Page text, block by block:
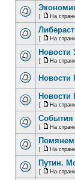
[ На
[ На
Новости
[ На
Новости
Новости
[ На
События
[ На
[ На
Путин.
[ На